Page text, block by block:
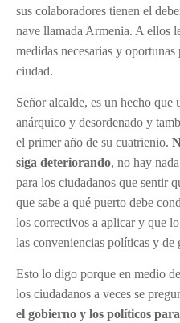
sus colaboradores tienen el
nave llamada Armenia. A ellos
medidas necesarias y
ciudad.
Señor alcalde, es un hecho
anárquico y desordenado y
el primer año de su cuatrienio.
siga deteriorando, no hay
para los ciudadanos que sentir
que sabe a qué puerto debe
los correctivos a aplicar y que
las conveniencias políticas y de
Esto lo digo porque en medio
los ciudadanos a veces se
el gobierno y los políticos